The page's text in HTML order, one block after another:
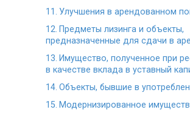
Улучшения в арендованном
Предметы лизинга и объекты,
предназначенные для сдачи в
Имущество, полученное при
в качестве вклада в уставный
Объекты, бывшие в
Модернизированное